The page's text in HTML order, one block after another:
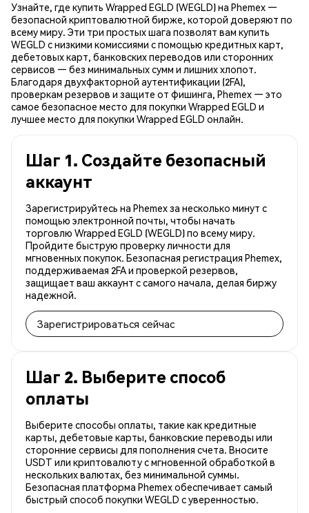
Узнайте, где купить Wrapped EGLD (WEGLD) на Phemex —
безопасной криптовалютной бирже, которой доверяют по
всему миру. Эти три простых шага позволят вам купить
WEGLD с низкими комиссиями с помощью кредитных карт,
дебетовых карт, банковских переводов или сторонних
сервисов — без минимальных сумм и лишних хлопот.
Благодаря двухфакторной аутентификации (2FA),
проверкам резервов и защите от фишинга, Phemex — это
самое безопасное место для покупки Wrapped EGLD и
лучшее место для покупки Wrapped EGLD онлайн.
Шаг 1. Создайте безопасный
аккаунт
Зарегистрируйтесь на Phemex за несколько минут с
помощью электронной почты, чтобы начать
торговлю Wrapped EGLD (WEGLD) по всему миру.
Пройдите быструю проверку личности для
мгновенных покупок. Безопасная регистрация Phemex,
поддерживаемая 2FA и проверкой резервов,
защищает ваш аккаунт с самого начала, делая биржу
надежной.
Зарегистрироваться сейчас
Шаг 2. Выберите способ
оплаты
Выберите способы оплаты, такие как кредитные
карты, дебетовые карты, банковские переводы или
сторонние сервисы для пополнения счета. Вносите
USDT или криптовалюту с мгновенной обработкой в
нескольких валютах, без минимальной суммы.
Безопасная платформа Phemex обеспечивает самый
быстрый способ покупки WEGLD с уверенностью.